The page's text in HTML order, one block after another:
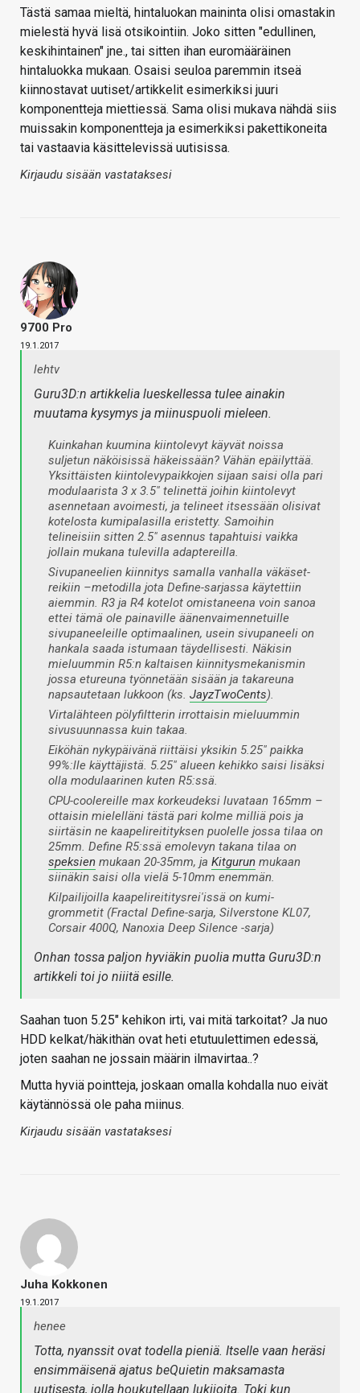
Tästä samaa mieltä, hintaluokan maininta olisi omastakin
mielestä hyvä lisä otsikointiin. Joko sitten "edullinen,
keskihintainen" jne., tai sitten ihan euromääräinen
hintaluokka mukaan. Osaisi seuloa paremmin itseä
kiinnostavat uutiset/artikkelit esimerkiksi juuri
komponentteja miettiessä. Sama olisi mukava nähdä siis
muissakin komponentteja ja esimerkiksi pakettikoneita
tai vastaavia käsittelevissä uutisissa.
Kirjaudu sisään vastataksesi
9700 Pro
19.1.2017
lehtv
Guru3D:n artikkelia lueskellessa tulee ainakin
muutama kysymys ja miinuspuoli mieleen.
Kuinkahan kuumina kiintolevyt käyvät noissa
suljetun näköisissä häkeissään? Vähän epäilyttää.
Yksittäisten kiintolevypaikkojen sijaan saisi olla pari
modulaarista 3 x 3.5" telinettä joihin kiintolevyt
asennetaan avoimesti, ja telineet itsessään olisivat
kotelosta kumipalasilla eristetty. Samoihin
telineisiin sitten 2.5" asennus tapahtuisi vaikka
jollain mukana tulevilla adaptereilla.
Sivupaneelien kiinnitys samalla vanhalla väkäset-
reikiin –metodilla jota Define-sarjassa käytettiin
aiemmin. R3 ja R4 kotelot omistaneena voin sanoa
ettei tämä ole painaville äänenvaimennetuille
sivupaneeleille optimaalinen, usein sivupaneeli on
hankala saada istumaan täydellisesti. Näkisin
mieluummin R5:n kaltaisen kiinnitysmekanismin
jossa etureuna työnnetään sisään ja takareuna
napsautetaan lukkoon (ks. JayzTwoCents).
Virtalähteen pölyfiltterin irrottaisin mieluummin
sivusuunnassa kuin takaa.
Eiköhän nykypäivänä riittäisi yksikin 5.25" paikka
99%:lle käyttäjistä. 5.25" alueen kehikko saisi lisäksi
olla modulaarinen kuten R5:ssä.
CPU-coolereille max korkeudeksi luvataan 165mm –
ottaisin mielelläni tästä pari kolme milliä pois ja
siirtäsin ne kaapelireitityksen puolelle jossa tilaa on
25mm. Define R5:ssä emolevyn takana tilaa on
speksien mukaan 20-35mm, ja Kitgurun mukaan
siinäkin saisi olla vielä 5-10mm enemmän.
Kilpailijoilla kaapelireititysrei'issä on kumi-
grommetit (Fractal Define-sarja, Silverstone KL07,
Corsair 400Q, Nanoxia Deep Silence -sarja)
Onhan tossa paljon hyviäkin puolia mutta Guru3D:n
artikkeli toi jo niiitä esille.
Saahan tuon 5.25" kehikon irti, vai mitä tarkoitat? Ja nuo
HDD kelkat/häkithän ovat heti etutuulettimen edessä,
joten saahan ne jossain määrin ilmavirtaa..?
Mutta hyviä pointteja, joskaan omalla kohdalla nuo eivät
käytännössä ole paha miinus.
Kirjaudu sisään vastataksesi
Juha Kokkonen
19.1.2017
henee
Totta, nyanssit ovat todella pieniä. Itselle vaan heräsi
ensimmäisenä ajatus beQuietin maksamasta
uutisesta, jolla houkutellaan lukijoita. Toki kun